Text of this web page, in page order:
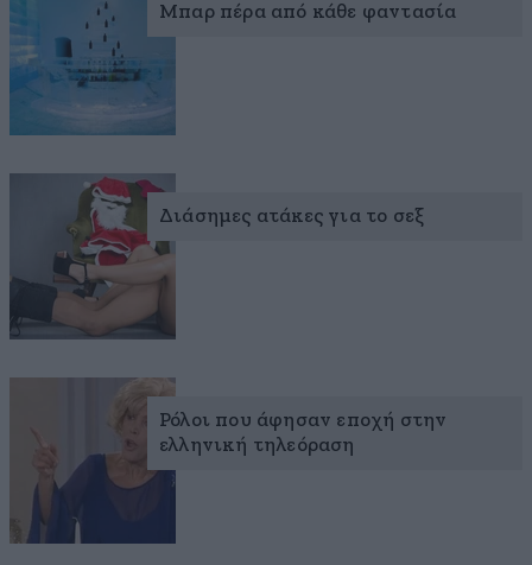
Μπαρ πέρα από κάθε φαντασία
Διάσημες ατάκες για το σεξ
Ρόλοι που άφησαν εποχή στην
ελληνική τηλεόραση